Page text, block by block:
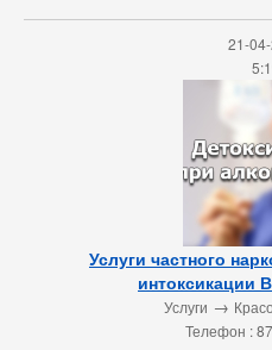
21-
Услуги частного
интоксикации
Услуги →
Телефон :